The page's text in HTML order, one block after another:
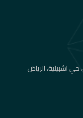
اشبيلية، الرياض